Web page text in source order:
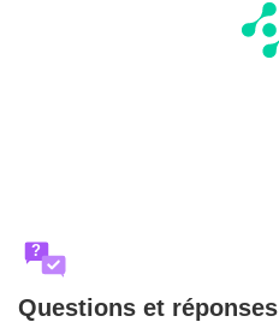
?
Questions et réponses